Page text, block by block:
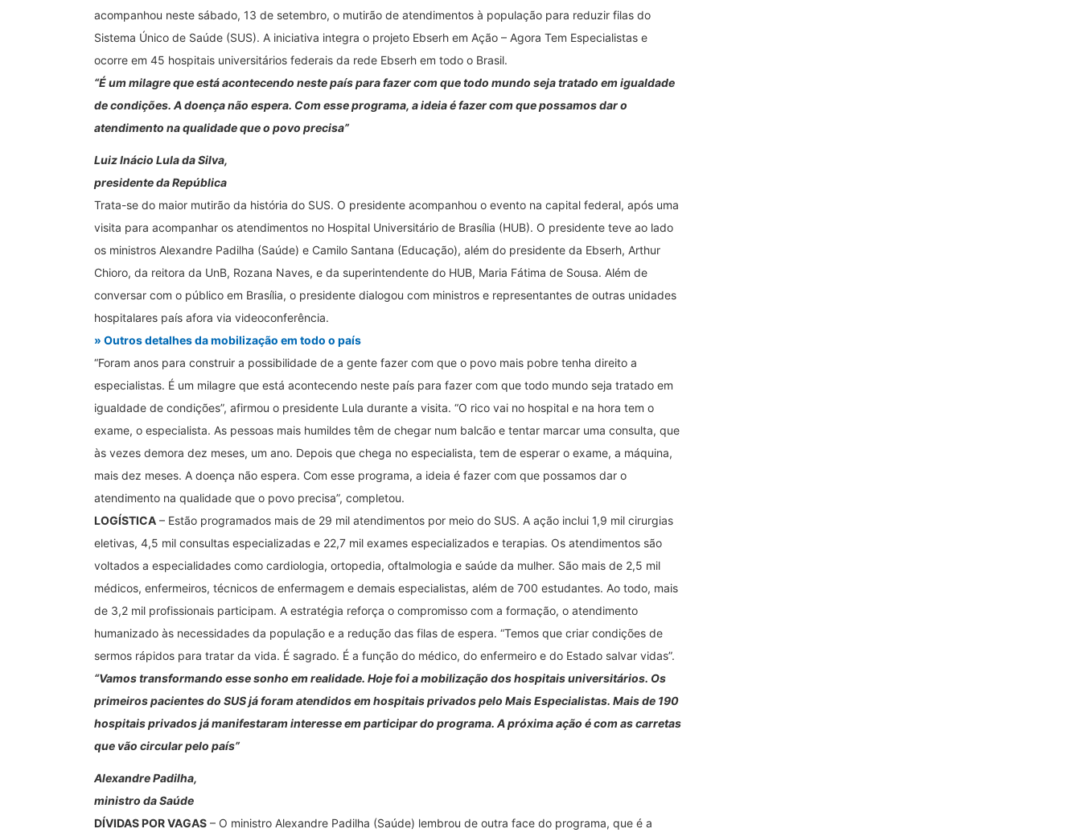
acompanhou neste sábado, 13 de setembro, o mutirão de atendimentos à população para reduzir filas do
Sistema Único de Saúde (SUS). A iniciativa integra o projeto Ebserh em Ação – Agora Tem Especialistas e
ocorre em 45 hospitais universitários federais da rede Ebserh em todo o Brasil.
“É um milagre que está acontecendo neste país para fazer com que todo mundo seja tratado em igualdade
de condições. A doença não espera. Com esse programa, a ideia é fazer com que possamos dar o
atendimento na qualidade que o povo precisa”
Luiz Inácio Lula da Silva,
presidente da República
Trata-se do maior mutirão da história do SUS. O presidente acompanhou o evento na capital federal, após uma
visita para acompanhar os atendimentos no Hospital Universitário de Brasília (HUB). O presidente teve ao lado
os ministros Alexandre Padilha (Saúde) e Camilo Santana (Educação), além do presidente da Ebserh, Arthur
Chioro, da reitora da UnB, Rozana Naves, e da superintendente do HUB, Maria Fátima de Sousa. Além de
conversar com o público em Brasília, o presidente dialogou com ministros e representantes de outras unidades
hospitalares país afora via videoconferência.
» Outros detalhes da mobilização em todo o país
“Foram anos para construir a possibilidade de a gente fazer com que o povo mais pobre tenha direito a
especialistas. É um milagre que está acontecendo neste país para fazer com que todo mundo seja tratado em
igualdade de condições”, afirmou o presidente Lula durante a visita. “O rico vai no hospital e na hora tem o
exame, o especialista. As pessoas mais humildes têm de chegar num balcão e tentar marcar uma consulta, que
às vezes demora dez meses, um ano. Depois que chega no especialista, tem de esperar o exame, a máquina,
mais dez meses. A doença não espera. Com esse programa, a ideia é fazer com que possamos dar o
atendimento na qualidade que o povo precisa”, completou.
LOGÍSTICA – Estão programados mais de 29 mil atendimentos por meio do SUS. A ação inclui 1,9 mil cirurgias
eletivas, 4,5 mil consultas especializadas e 22,7 mil exames especializados e terapias. Os atendimentos são
voltados a especialidades como cardiologia, ortopedia, oftalmologia e saúde da mulher. São mais de 2,5 mil
médicos, enfermeiros, técnicos de enfermagem e demais especialistas, além de 700 estudantes. Ao todo, mais
de 3,2 mil profissionais participam. A estratégia reforça o compromisso com a formação, o atendimento
humanizado às necessidades da população e a redução das filas de espera. “Temos que criar condições de
sermos rápidos para tratar da vida. É sagrado. É a função do médico, do enfermeiro e do Estado salvar vidas”.
“Vamos transformando esse sonho em realidade. Hoje foi a mobilização dos hospitais universitários. Os
primeiros pacientes do SUS já foram atendidos em hospitais privados pelo Mais Especialistas. Mais de 190
hospitais privados já manifestaram interesse em participar do programa. A próxima ação é com as carretas
que vão circular pelo país”
Alexandre Padilha,
ministro da Saúde
DÍVIDAS POR VAGAS – O ministro Alexandre Padilha (Saúde) lembrou de outra face do programa, que é a